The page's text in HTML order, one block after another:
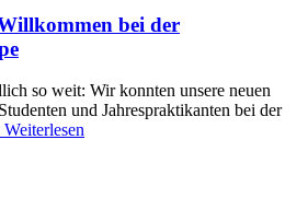
bei der
so weit: Wir konnten unsere neuen
und Jahrespraktikanten bei der
Weiterlesen